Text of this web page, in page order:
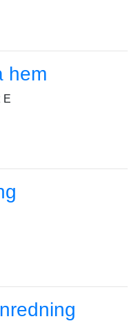
hem
E